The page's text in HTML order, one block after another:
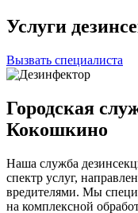
Услуги
Вызвать специалиста
Городская
Кокошкино
Наша служба
спектр услуг,
вредителями. Мы
на комплексной